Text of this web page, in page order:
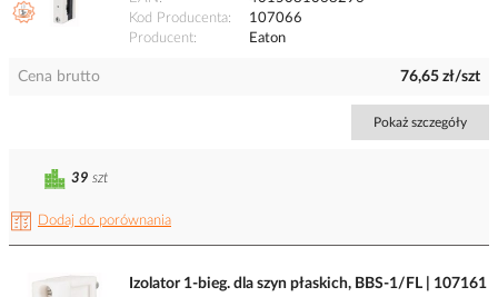
Kod Producenta
107066
Producent
Eaton
Cena brutto 76,65 zł/szt
Pokaż szczegóły
Dodaj do porównania
39 szt
Izolator 1-bieg. dla szyn płaskich, BBS-1/FL | 107161